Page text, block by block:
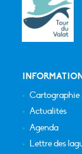
Actualités
Agenda
Lettre des